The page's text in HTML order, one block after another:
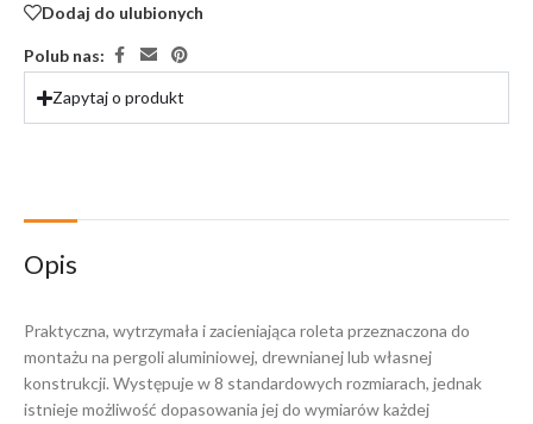
Dodaj do ulubionych
Polub nas:
Zapytaj o produkt
Opis
Praktyczna, wytrzymała i zacieniająca roleta przeznaczona do
montażu na pergoli aluminiowej, drewnianej lub własnej
konstrukcji. Występuje w 8 standardowych rozmiarach, jednak
istnieje możliwość dopasowania jej do wymiarów każdej